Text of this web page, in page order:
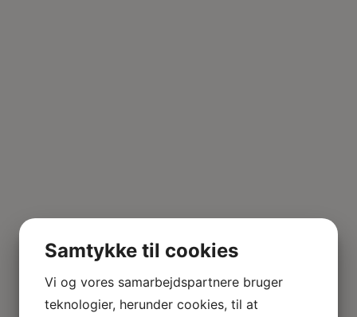
Samtykke til cookies
Vi og vores samarbejdspartnere bruger
teknologier, herunder cookies, til at